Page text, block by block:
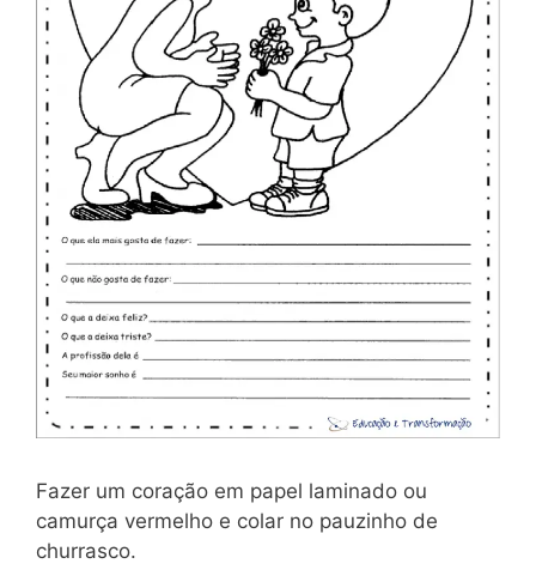
Fazer um coração em papel laminado ou
camurça vermelho e colar no pauzinho de
churrasco.